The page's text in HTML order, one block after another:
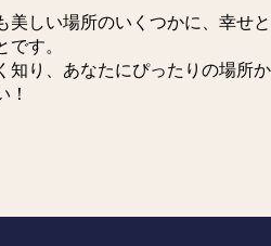
美しい場所のいくつかに、幸せと
す。
知り、あなたにぴったりの場所か
！